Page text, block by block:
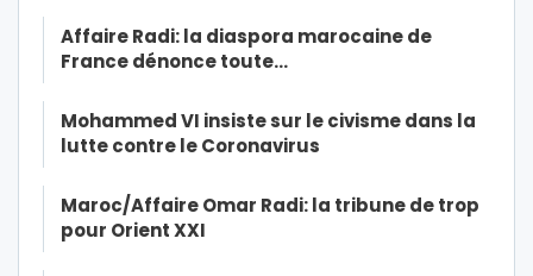
Affaire Radi: la diaspora marocaine de
France dénonce toute…
Mohammed VI insiste sur le civisme dans la
lutte contre le Coronavirus
Maroc/Affaire Omar Radi: la tribune de trop
pour Orient XXI